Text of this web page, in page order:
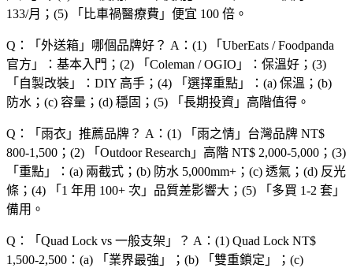
133/月；(5) 「 比車禍醫療費 」便宜 100 倍。
Q：「 外送箱 」哪個品牌好？ A：(1) 「 UberEats / Foodpanda
官方 」：基本入門；(2) 「 Coleman / OGIO 」：保溫好；(3)
「 自製改裝 」：DIY 高手；(4) 「 選擇重點 」：(a) 保溫；(b)
防水；(c) 容量；(d) 穩固；(5) 「 長期投資 」高階值得。
Q：「 雨衣 」推薦品牌？ A：(1) 「 雨之情 」台灣品牌 NT$
800-1,500；(2) 「 Outdoor Research 」高階 NT$ 2,000-5,000；(3)
「 重點 」：(a) 兩截式；(b) 防水 5,000mm+；(c) 透氣；(d) 反光
條；(4) 「 1 年用 100+ 次 」品質差影響大；(5) 「 多買 1-2 套 」
備用。
Q：「 Quad Lock vs 一般支架 」？ A：(1) Quad Lock NT$
1,500-2,500：(a) 「 業界最強 」；(b) 「 雙重鎖定 」；(c)